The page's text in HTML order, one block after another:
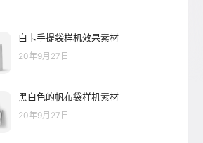
白卡手提袋样机效果素材
20年9月27日
黑白色的帆布袋样机素材
20年9月27日